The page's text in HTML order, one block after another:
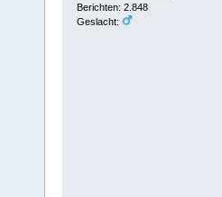
Berichten: 2.848
Geslacht: